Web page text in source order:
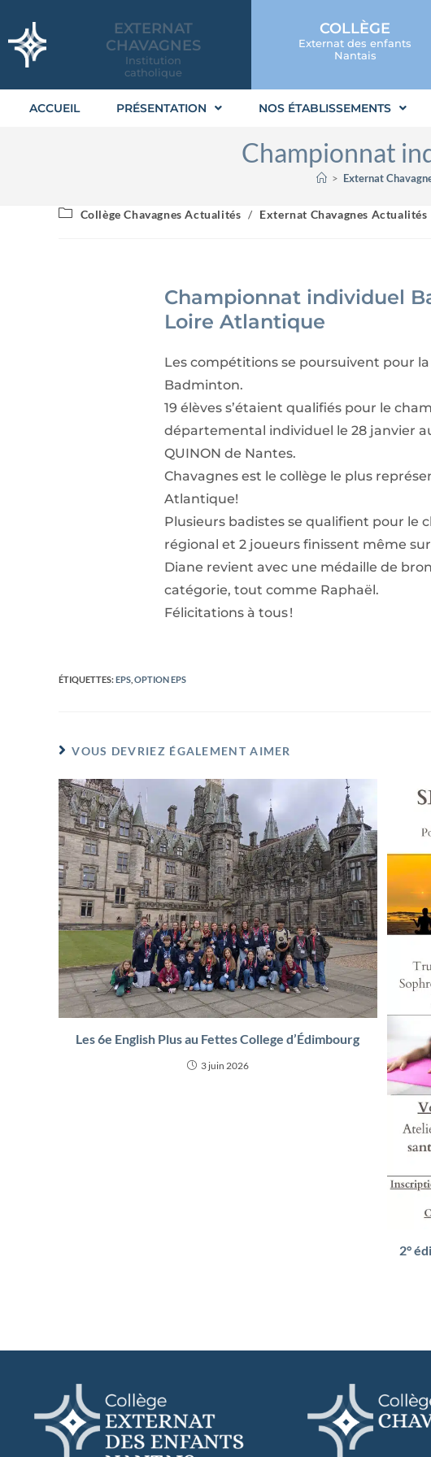
EXTERNAT
CHAVAGNES
Institution
catholique
COLLÈGE
Externat des enfants
Nantais
ACCUEIL PRÉSENTATION NOS ÉTABLISSEMENTS
Championnat
> Externat
Collège Chavagnes Actualités / Externat Chavagnes Actualités
Championnat individuel
Loire Atlantique
Les compétitions se poursuivent pour la
Badminton.
19 élèves s’étaient qualifiés pour le
départemental individuel le 28 janvier
QUINON de Nantes.
Chavagnes est le collège le plus
Atlantique!
Plusieurs badistes se qualifient pour le
régional et 2 joueurs finissent même
Diane revient avec une médaille de
catégorie, tout comme Raphaël.
Félicitations à tous !
ÉTIQUETTES:EPS OPTION EPS
VOUS DEVRIEZ ÉGALEMENT AIMER
Les 6e English Plus au Fettes College d’Édimbourg
3 juin 2026
2°